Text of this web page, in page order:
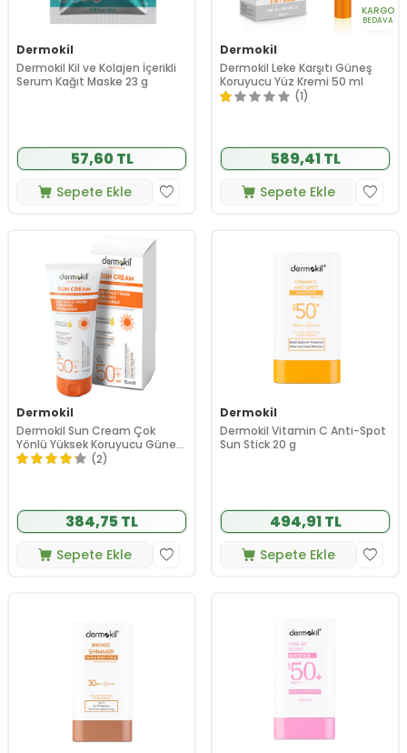
Dermokil
Dermokil Kil ve Kolajen İçerikli
Serum Kağıt Maske 23 g
57,60 TL
Sepete Ekle
KARGO
BEDAVA
Dermokil
Dermokil Leke Karşıtı Güneş
Koruyucu Yüz Kremi 50 ml
(1)
589,41 TL
Sepete Ekle
Dermokil
Dermokil Sun Cream Çok
Yönlü Yüksek Koruyucu Güneş
Kremi Spf50 75 ml
(2)
384,75 TL
Sepete Ekle
Dermokil
Dermokil Vitamin C Anti-Spot
Sun Stick 20 g
494,91 TL
Sepete Ekle